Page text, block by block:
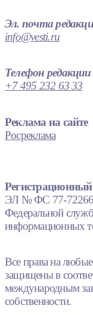
Эл. почта
info@vesti.ru
Телефон редакции
+7 495 232 63 33
Реклама на сайте
Росреклама
ЭЛ № ФС 77-72266
Федеральной
информационных
Все права на
защищены в
международным
собственности.